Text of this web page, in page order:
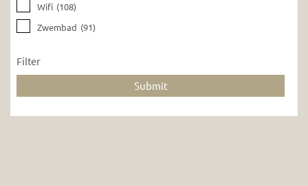
Wifi (108)
Zwembad (91)
Filter